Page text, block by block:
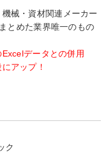
械・資材関連メーカー
とめた業界唯一のもの
データとの併用
アップ！
ク